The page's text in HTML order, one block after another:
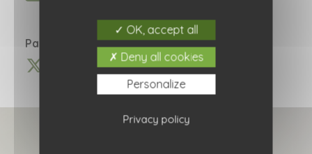
Partagez cette information :
OK, accept all
Deny all cookies
Personalize
Privacy policy